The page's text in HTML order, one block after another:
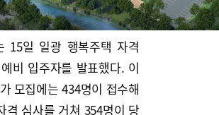
15일 일광 행복주택 자격
비 입주자를 발표했다. 이
모집에는 434명이 접수해
격 심사를 거쳐 354명이 당